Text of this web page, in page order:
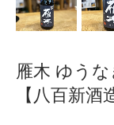
雁木 ゆう
【八百新酒